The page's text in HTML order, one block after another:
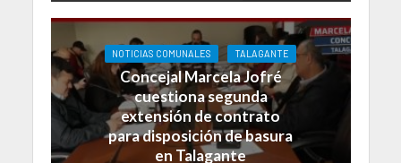
NOTICIAS COMUNALES TALAGANTE
Concejal Marcela Jofré
cuestiona segunda
extensión de contrato
para disposición de basura
en Talagante